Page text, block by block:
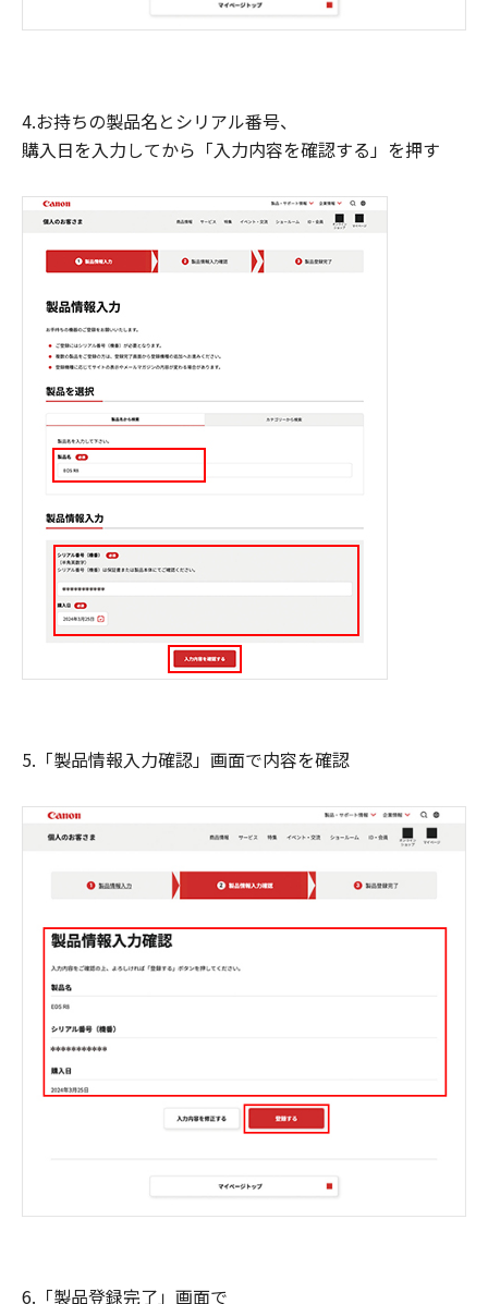
4.お持ちの製品名とシリアル番号、
購入日を入力してから「入力内容を確認する」を押す
5.「製品情報入力確認」画面で内容を確認
6.「製品登録完了」画面で